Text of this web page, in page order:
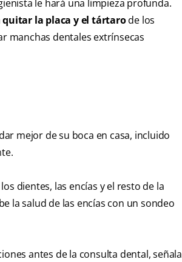
le hará una limpieza profunda.
quitar la placa y el tártarode los
manchas dentales extrínsecas
mejor de su boca en casa, incluido
dientes, las encías y el resto de la
la salud de las encías con un sondeo
antes de la consulta dental, señala